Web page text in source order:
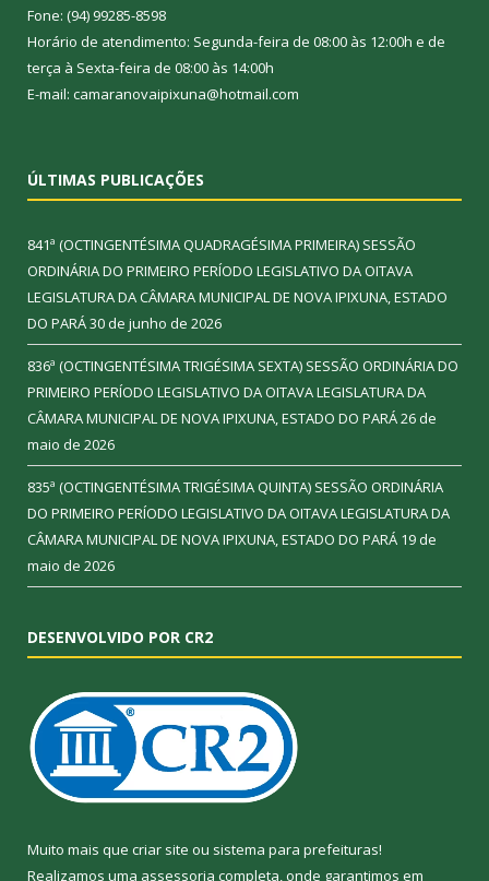
Fone: (94) 99285-8598
Horário de atendimento: Segunda-feira de 08:00 às 12:00h e de
terça à Sexta-feira de 08:00 às 14:00h
E-mail: camaranovaipixuna@hotmail.com
ÚLTIMAS PUBLICAÇÕES
841ª (OCTINGENTÉSIMA QUADRAGÉSIMA PRIMEIRA) SESSÃO
ORDINÁRIA DO PRIMEIRO PERÍODO LEGISLATIVO DA OITAVA
LEGISLATURA DA CÂMARA MUNICIPAL DE NOVA IPIXUNA, ESTADO
DO PARÁ30 de junho de 2026
836ª (OCTINGENTÉSIMA TRIGÉSIMA SEXTA) SESSÃO ORDINÁRIA DO
PRIMEIRO PERÍODO LEGISLATIVO DA OITAVA LEGISLATURA DA
CÂMARA MUNICIPAL DE NOVA IPIXUNA, ESTADO DO PARÁ26 de
maio de 2026
835ª (OCTINGENTÉSIMA TRIGÉSIMA QUINTA) SESSÃO ORDINÁRIA
DO PRIMEIRO PERÍODO LEGISLATIVO DA OITAVA LEGISLATURA DA
CÂMARA MUNICIPAL DE NOVA IPIXUNA, ESTADO DO PARÁ 19 de
maio de 2026
DESENVOLVIDO POR CR2
Muito mais que criar site ou sistema para prefeituras!
Realizamos uma assessoria completa, onde garantimos em